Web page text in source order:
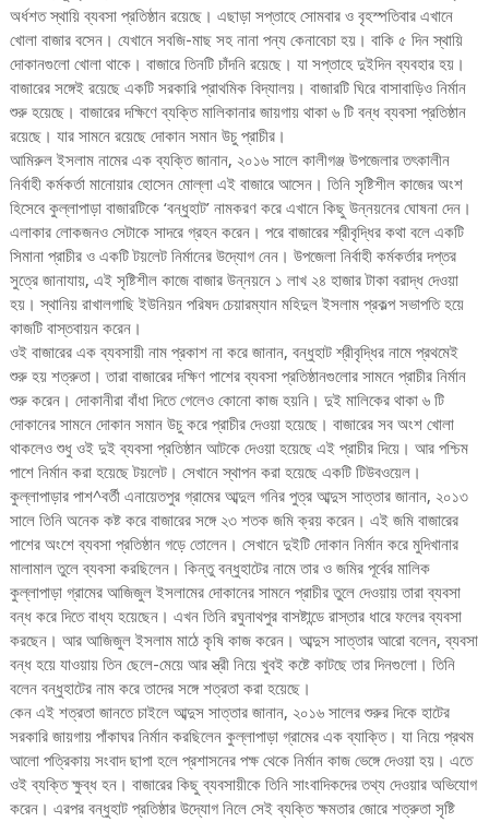
অর্ধশত স্থায়ি ব্যবসা প্রতিষ্ঠান রয়েছে। এছাড়া সপ্তাহে সোমবার ও বৃহস্পতিবার এখানে
খোলা বাজার বসেন। যেখানে সবজি-মাছ সহ নানা পন্য কেনাবেচা হয়। বাকি ৫ দিন স্থায়ি
দোকানগুলো খোলা থাকে। বাজারে তিনটি চাঁদনি রয়েছে। যা সপ্তাহে দুইদিন ব্যবহার হয়।
বাজারের সঙ্গেই রয়েছে একটি সরকারি প্রাথমিক বিদ্যালয়। বাজারটি ঘিরে বাসাবাড়িও নির্মান
শুরু হয়েছে। বাজারের দক্ষিণে ব্যক্তি মালিকানার জায়গায় থাকা ৬ টি বন্ধ ব্যবসা প্রতিষ্ঠান
রয়েছে। যার সামনে রয়েছে দোকান সমান উচু প্রাচীর।
আমিরুল ইসলাম নামের এক ব্যক্তি জানান, ২০১৬ সালে কালীগঞ্জ উপজেলার তৎকালীন
নির্বাহী কর্মকর্তা মানোয়ার হোসেন মোল্লা এই বাজারে আসেন। তিনি সৃষ্টিশীল কাজের অংশ
হিসেবে কুল্লাপাড়া বাজারটিকে ‘বন্ধুহাট’ নামকরণ করে এখানে কিছু উন্নয়নের ঘোষনা দেন।
এলাকার লোকজনও সেটাকে সাদরে গ্রহন করেন। পরে বাজারের শ্রীবৃদ্ধির কথা বলে একটি
সিমানা প্রাচীর ও একটি টয়লেট নির্মানের উদ্যোগ নেন। উপজেলা নির্বাহী কর্মকর্তার দপ্তর
সুত্রে জানাযায়, এই সৃষ্টিশীল কাজে বাজার উন্নয়নে ১ লাখ ২৪ হাজার টাকা বরাদ্ধ দেওয়া
হয়। স্থানিয় রাখালগাছি ইউনিয়ন পরিষদ চেয়ারম্যান মহিদুল ইসলাম প্রকল্প সভাপতি হয়ে
কাজটি বাস্তবায়ন করেন।
ওই বাজারের এক ব্যবসায়ী নাম প্রকাশ না করে জানান, বন্ধুহাট শ্রীবৃদ্ধির নামে প্রথমেই
শুরু হয় শত্রুতা। তারা বাজারের দক্ষিণ পাশের ব্যবসা প্রতিষ্ঠানগুলোর সামনে প্রাচীর নির্মান
শুরু করেন। দোকানীরা বাঁধা দিতে গেলেও কোনো কাজ হয়নি। দুই মালিকের থাকা ৬ টি
দোকানের সামনে দোকান সমান উচু করে প্রাচীর দেওয়া হয়েছে। বাজারের সব অংশ খোলা
থাকলেও শুধু ওই দুই ব্যবসা প্রতিষ্ঠান আটকে দেওয়া হয়েছে এই প্রাচীর দিয়ে। আর পশ্চিম
পাশে নির্মান করা হয়েছে টয়লেট। সেখানে স্থাপন করা হয়েছে একটি টিউবওয়েল।
কুল্লাপাড়ার পাশ^বর্তী এনায়েতপুর গ্রামের আব্দুল গনির পুত্র আব্দুস সাত্তার জানান, ২০১৩
সালে তিনি অনেক কষ্ট করে বাজারের সঙ্গে ২৩ শতক জমি ক্রয় করেন। এই জমি বাজারের
পাশের অংশে ব্যবসা প্রতিষ্ঠান গড়ে তোলেন। সেখানে দুইটি দোকান নির্মান করে মুদিখানার
মালামাল তুলে ব্যবসা করছিলেন। কিন্তু বন্ধুহাটের নামে তার ও জমির পূর্বের মালিক
কুল্লাপাড়া গ্রামের আজিজুল ইসলামের দোকানের সামনে প্রাচীর তুলে দেওয়ায় তারা ব্যবসা
বন্ধ করে দিতে বাধ্য হয়েছেন। এখন তিনি রঘুনাথপুর বাসষ্টান্ডে রাস্তার ধারে ফলের ব্যবসা
করছেন। আর আজিজুল ইসলাম মাঠে কৃষি কাজ করেন। আব্দুস সাত্তার আরো বলেন, ব্যবসা
বন্ধ হয়ে যাওয়ায় তিন ছেলে-মেয়ে আর স্ত্রী নিয়ে খুবই কষ্টে কাটছে তার দিনগুলো। তিনি
বলেন বন্ধুহাটের নাম করে তাদের সঙ্গে শত্রতা করা হয়েছে।
কেন এই শত্রতা জানতে চাইলে আব্দুস সাত্তার জানান, ২০১৬ সালের শুরুর দিকে হাটের
সরকারি জায়গায় পাঁকাঘর নির্মান করছিলেন কুল্লাপাড়া গ্রামের এক ব্যাক্তি। যা নিয়ে প্রথম
আলো পত্রিকায় সংবাদ ছাপা হলে প্রশাসনের পক্ষ থেকে নির্মান কাজ ভেঙ্গে দেওয়া হয়। এতে
ওই ব্যক্তি ক্ষুব্ধ হন। বাজারের কিছু ব্যবসায়ীকে তিনি সাংবাদিকদের তথ্য দেওয়ার অভিযোগ
করেন। এরপর বন্ধুহাট প্রতিষ্ঠার উদ্যোগ নিলে সেই ব্যক্তি ক্ষমতার জোরে শত্রুতা সৃষ্টি